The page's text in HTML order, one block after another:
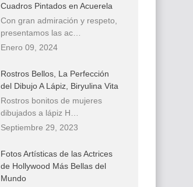
Cuadros Pintados en Acuerela
Con gran admiración y respeto,
presentamos las ac…
Enero 09, 2024
Rostros Bellos, La Perfección
del Dibujo A Lápiz, Biryulina Vita
Rostros bonitos de mujeres
dibujados a lápiz H…
Septiembre 29, 2023
Fotos Artísticas de las Actrices
de Hollywood Más Bellas del
Mundo